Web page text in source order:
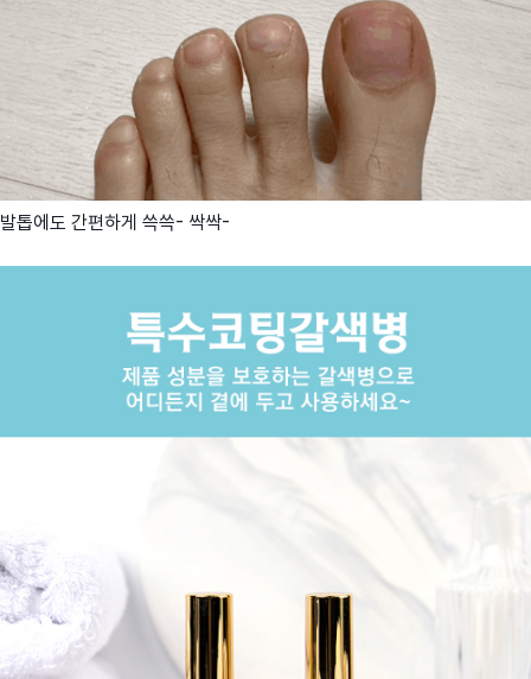
발톱에도 간편하게 쓱쓱- 싹싹-